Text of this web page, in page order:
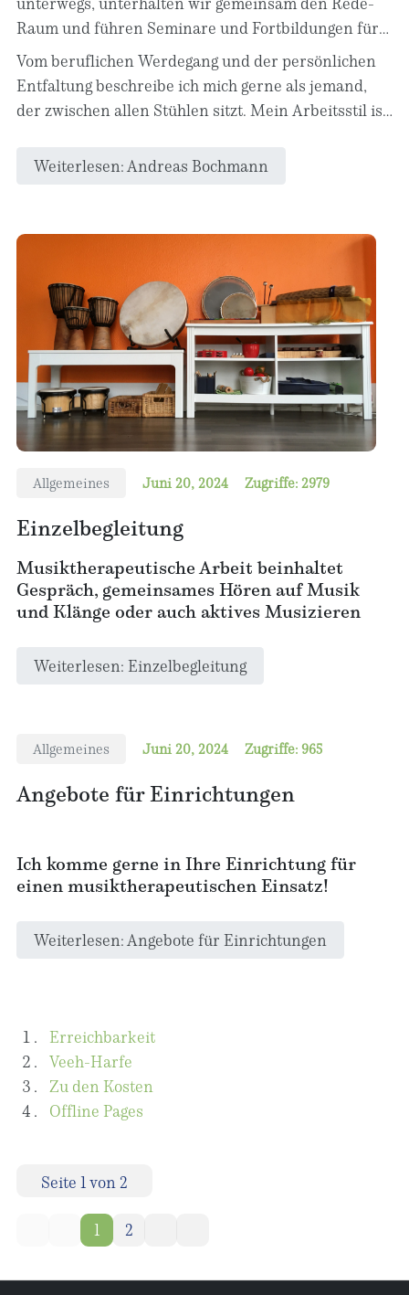
Raum und führen Seminare und Fortbildungen für
Kirchengemeinden und freie Träger gerne
gemeinsam durch.
Vom beruflichen Werdegang und der persönlichen
Entfaltung beschreibe ich mich gerne als jemand,
der zwischen allen Stühlen sitzt. Mein Arbeitsstil ist
gegenüber unterschiedlichen Sichtweisen und
Fairness.
Weiterlesen: Andreas Bochmann
Allgemeines Juni 20, 2024 Zugriffe: 2979
Einzelbegleitung
Musiktherapeutische Arbeit beinhaltet
Gespräch, gemeinsames Hören auf Musik
und Klänge oder auch aktives Musizieren
Weiterlesen: Einzelbegleitung
Allgemeines Juni 20, 2024 Zugriffe: 965
Angebote für Einrichtungen
Ich komme gerne in Ihre Einrichtung für
einen musiktherapeutischen Einsatz!
Weiterlesen: Angebote für Einrichtungen
Erreichbarkeit
Veeh-Harfe
Zu den Kosten
Offline Pages
Seite 1 von 2
1 2